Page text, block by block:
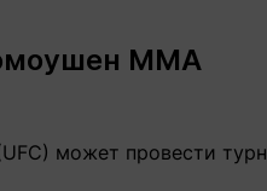
Путевые
Алатау
ММА
может провести